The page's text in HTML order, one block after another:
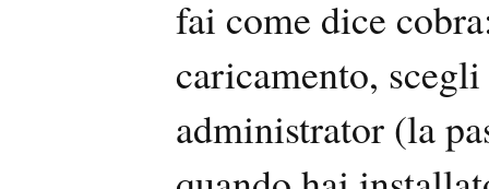
fai come dice
caricamento,
administrator (la